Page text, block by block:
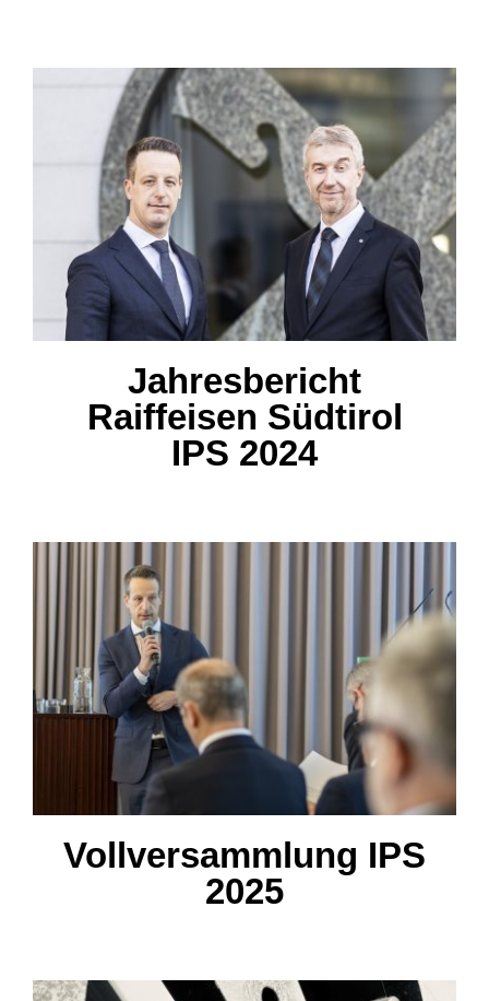
Jahresbericht Raiffeisen
Südtirol IPS 2024
Jahresbericht
Raiffeisen Südtirol
IPS 2024
Vollversammlung IPS 2025
Vollversammlung IPS
2025